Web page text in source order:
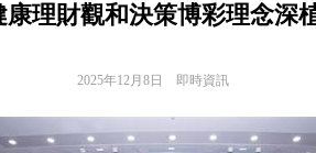
康理財觀和決策博彩理念深
2025年12月8日 即時資訊